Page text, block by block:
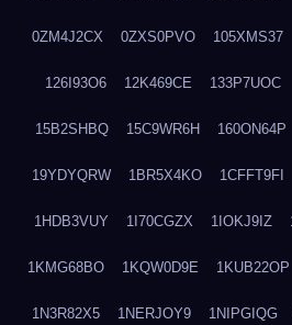
0ZM4J2CX 0ZXS0PVO 105XMS37
126I93O6 12K469CE 133P7UOC
15B2SHBQ 15C9WR6H 160ON64P
19YDYQRW 1BR5X4KO 1CFFT9FI
1HDB3VUY 1I70CGZX 1IOKJ9IZ
1KMG68BO 1KQW0D9E 1KUB22OP
1N3R82X5 1NERJOY9 1NIPGIQG